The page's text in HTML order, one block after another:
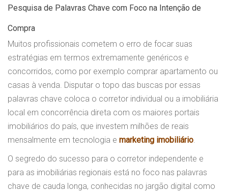
Pesquisa de Palavras Chave com Foco na Intenção de
Compra
Muitos profissionais cometem o erro de focar suas
estratégias em termos extremamente genéricos e
concorridos, como por exemplo comprar apartamento ou
casas à venda. Disputar o topo das buscas por essas
palavras chave coloca o corretor individual ou a imobiliária
local em concorrência direta com os maiores portais
imobiliários do país, que investem milhões de reais
mensalmente em tecnologia e marketing imobiliário.
O segredo do sucesso para o corretor independente e
para as imobiliárias regionais está no foco nas palavras
chave de cauda longa, conhecidas no jargão digital como